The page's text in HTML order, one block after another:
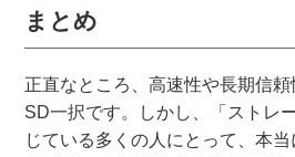
まとめ
正直なところ、高速性や長期信
SD一択です。しかし、「ストレ
じている多くの人にとって、本